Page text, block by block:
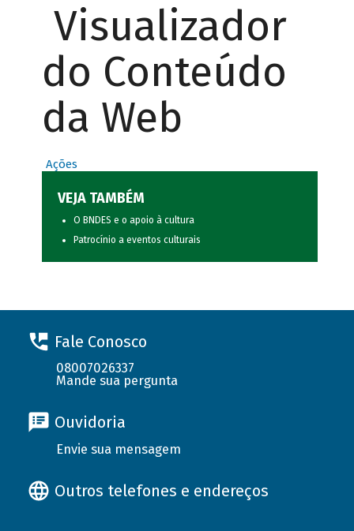
Visualizador
do Conteúdo
da Web
Ações
VEJA TAMBÉM
O BNDES e o apoio à cultura
Patrocínio a eventos culturais
Fale Conosco
08007026337
Mande sua pergunta
Ouvidoria
Envie sua mensagem
Outros telefones e endereços